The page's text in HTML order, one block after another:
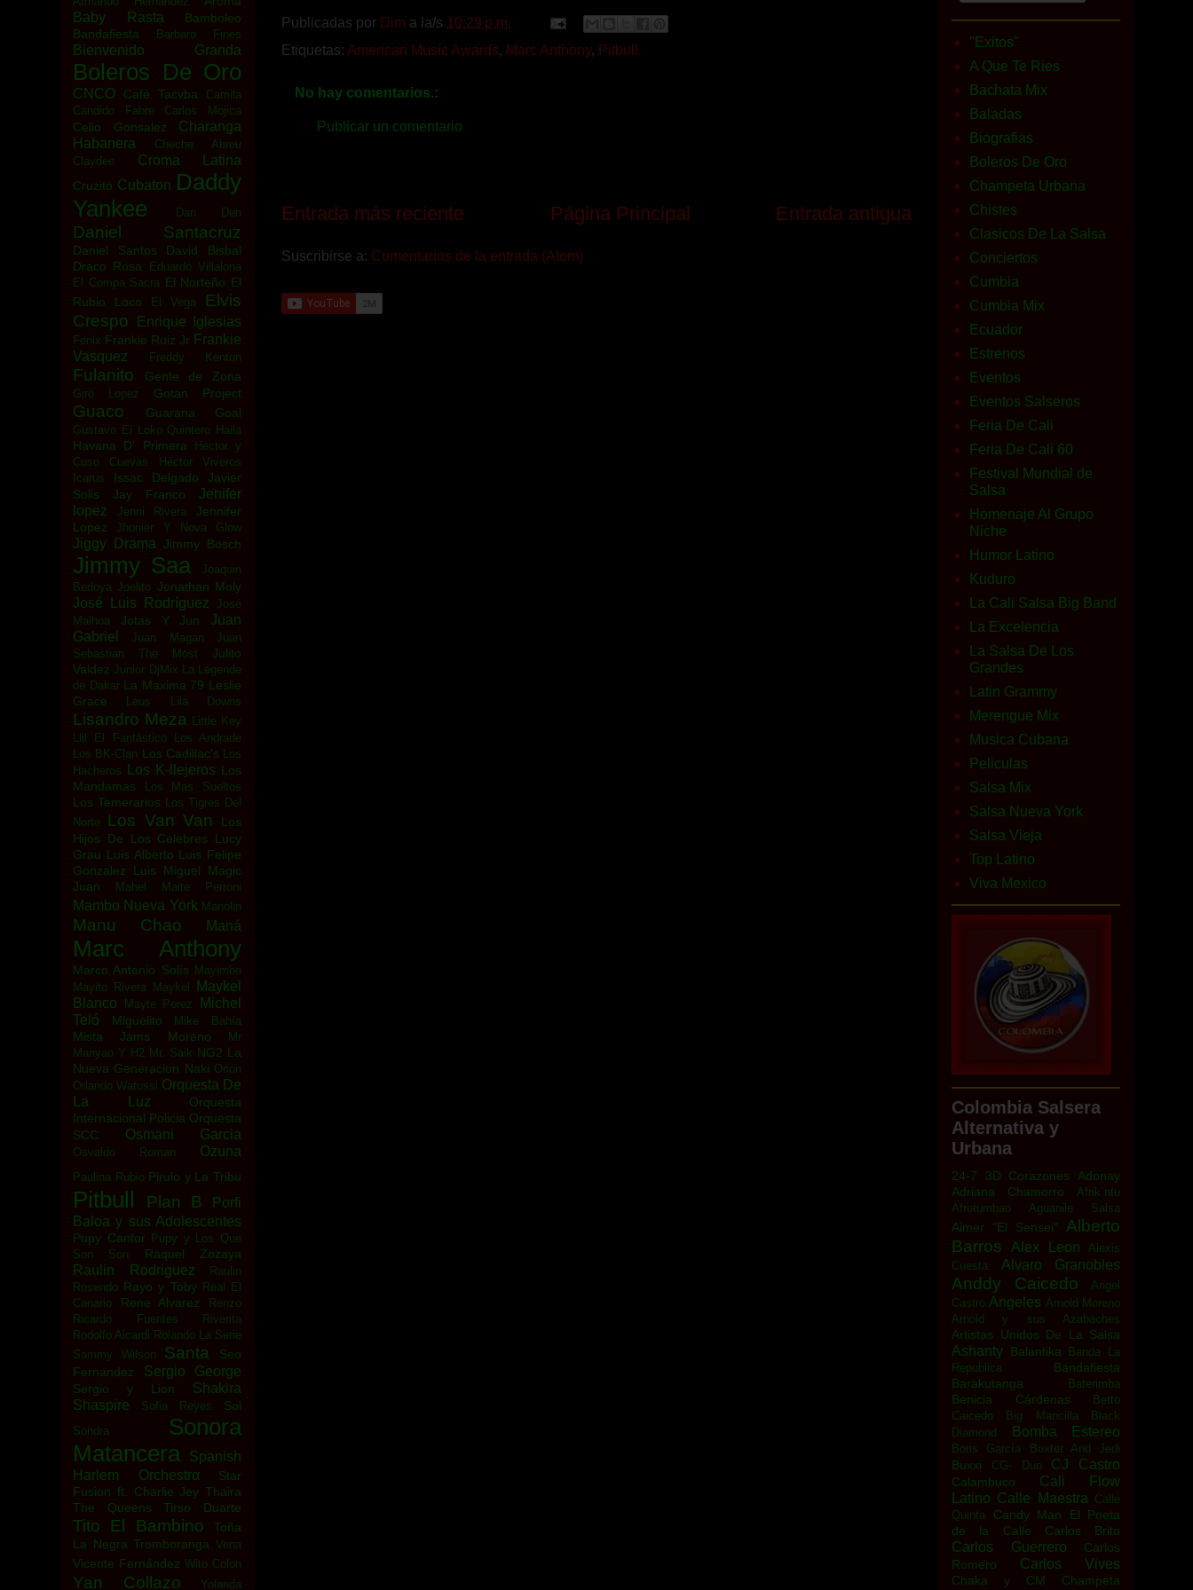
Publicadas por Dim a la/s 10:29 p.m.
Etiquetas: American Music Awards, Marc Anthony, Pitbull
No hay comentarios.:
Publicar un comentario
Entrada más reciente Entrada antigua
Página Principal
Suscribirse a: Comentarios de la entrada (Atom)
Baby Rasta
Bamboleo
Bandafiesta
Barbaro Fines
Bienvenido Granda
Boleros De Oro
CNCO Café Tacvba
Camila
Candido Fabre
Carlos Mojica
Celio Gonsalez
Charanga
Habanera
Cheche Abreu
Claydee
Croma Latina
Cruzito Cubaton Daddy
Yankee
Dan Den
Daniel Santacruz
Daniel Santos
David Bisbal
Draco Rosa
Eduardo Villalona
El Compa Sacra El Norteño El
Rubio Loco
El Vega
Elvis
Crespo
Enrique Iglesias
Fenix Frankie Ruiz Jr Frankie
Vasquez
Freddy Kenton
Fulanito Gente de Zona
Giro Lopez Gotan Project
Guaco Guarana Goal
Gustavo El Loko Quintero Haila
Havana D' Primera
Hector y
Cuso Cuevas
Héctor Viveros
Icarus
Issac Delgado
Javier
Solis
Jay Franco
Jenifer
lopez
Jenni Rivera
Jennifer
Lopez
Jhonier Y Nova Glow
Jiggy Drama Jimmy Bosch
Jimmy Saa
Joaquin
Bedoya Joelito Jonathan Moly
José Luis Rodríguez
José
Malhoa
Jotas Y Jun
Juan
Gabriel
Juan Magan
Juan
Sebastian The Most
Julito
Valdez Junior DjMix La Légende
de Dakar La Maxima 79 Leslie
Grace
Leus Lila Downs
Lisandro Meza Little Key
Llil El Fantástico
Los Andrade
Los BK-Clan Los Cadillac's Los
Hacheros
Los K-llejeros Los
Mandamas
Los Mas Sueltos
Los Temerarios Los Tigres Del
Norte
Los Van Van
Los
Hijos De Los Celebres
Lucy
Grau Luis Alberto Luis Felipe
Gonzalez
Luis Miguel
Magic
Juan
Mahel Maite Perroni
Mambo Nueva York Manolin
Manu Chao Maná
Marc Anthony
Marco Antonio Solís Mayimbe
Mayito Rivera Maykel
Maykel
Blanco
Mayte Perez
Michel
Teló
Miguelito Mike Bahía
Mista Jams Moreno
Mr
Manyao Y H2 Mr. Saik NG2 La
Nueva Generacion Naki Orion
Orlando Watussi Orquesta De
La Luz
Orquesta
Internacional Policia Orquesta
SCC
Osmani Garcia
Osvaldo Roman Ozuna
Paulina Rubio Pirulo y La Tribu
Pitbull Plan B
Porfi
Baloa y sus Adolescentes
Pupy Cantor Pupy y Los Que
Son Son
Raquel Zozaya
Raulin Rodriguez
Raulin
Rosendo Rayo y Toby Real El
Canario
Rene Alvarez
Renzo
Ricardo Fuentes
Riverita
Rodolfo Aicardi Rolando La Serie
Sammy Wilson
Santa
Seo
Fernandez
Sergio George
Sergio y Lion
Shakira
Shaspire
Sofia Reyes Sol
Sondra
Sonora
Matancera
Spanish
Harlem Orchestrα
Star
Fusion ft. Charlie Jey Thaira
The Queens
Tirso Duarte
Tito El Bambino
Toña
La Negra Tromboranga Vena
Vicente Fernández Wito Colon
Yan Collazo Yolanda
"Exitos"
A Que Te Ries
Bachata Mix
Baladas
Biografias
Boleros De Oro
Champeta Urbana
Chistes
Clasicos De La Salsa
Conciertos
Cumbia
Cumbia Mix
Ecuador
Estrenos
Eventos
Eventos Salseros
Feria De Cali
Feria De Cali 60
Festival Mundial de
Salsa
Homenaje Al Grupo
Niche
Humor Latino
Kuduro
La Cali Salsa Big Band
La Excelencia
La Salsa De Los
Grandes
Latin Grammy
Merengue Mix
Musica Cubana
Peliculas
Salsa Mix
Salsa Nueva York
Salsa Vieja
Top Latino
Viva Mexico
Colombia Salsera
Alternativa y
Urbana
24-7 3D Corazones
Adonay
Adriana Chamorro
Afrik´ntu
Afrotumbao
Aguanile Salsa
Aimer "El Sensei"
Alberto
Barros
Alex Leon
Alexis
Cuesta
Alvaro Granobles
Anddy Caicedo
Angel
Castro Angeles Arnold Moreno
Arnold y sus Azabaches
Artistas Unidos De La Salsa
Ashanty Balantika
Banda La
Republica
Bandafiesta
Barakutanga
Baterimba
Benicia Cárdenas
Betto
Caicedo
Big Mancilla
Black
Diamond
Bomba Estereo
Boris García Boxter And Jedi
Buxxi CG- Duo CJ Castro
Calambuco
Cali Flow
Latino Calle Maestra Calle
Quinta
Candy Man El Poeta
de la Calle
Carlos Brito
Carlos Guerrero
Carlos
Romero
Carlos Vives
Chaka y CM
Champeta